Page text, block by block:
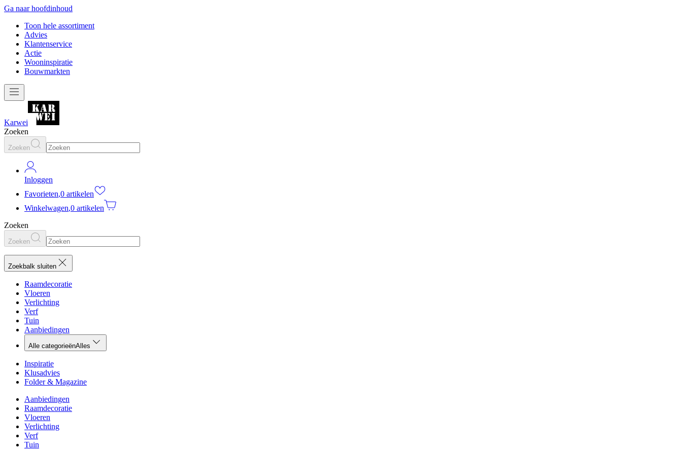
Ga naar hoofdinhoud
Toon hele assortiment
Advies
Klantenservice
Actie
Wooninspiratie
Bouwmarkten
Karwei
Zoeken
Zoeken
Inloggen
Favorieten,0 artikelen
Winkelwagen,0 artikelen
Zoeken
Zoeken
Zoekbalk sluiten
Raamdecoratie
Vloeren
Verlichting
Verf
Tuin
Aanbiedingen
Alle categorieënAlles
Inspiratie
Klusadvies
Folder & Magazine
Aanbiedingen
Raamdecoratie
Vloeren
Verlichting
Verf
Tuin